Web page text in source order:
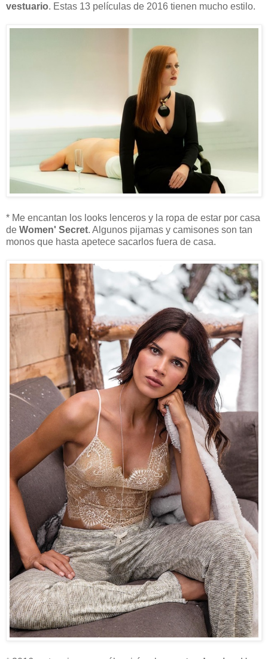
vestuario. Estas 13 películas de 2016 tienen mucho estilo.
* Me encantan los looks lenceros y la ropa de estar por casa
de Women' Secret. Algunos pijamas y camisones son tan
monos que hasta apetece sacarlos fuera de casa.